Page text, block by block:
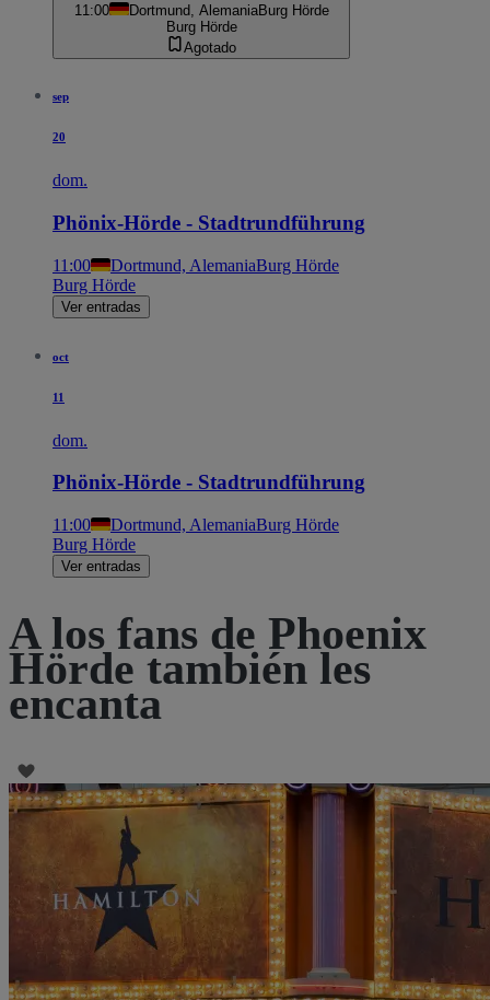
11:00 Dortmund, AlemaniaBurg Hörde
Burg Hörde
Agotado
sep
20
dom.
Phönix-Hörde - Stadtrundführung
11:00 Dortmund, AlemaniaBurg Hörde
Burg Hörde
Ver entradas
oct
11
dom.
Phönix-Hörde - Stadtrundführung
11:00 Dortmund, AlemaniaBurg Hörde
Burg Hörde
Ver entradas
A los fans de Phoenix
Hörde también les
encanta